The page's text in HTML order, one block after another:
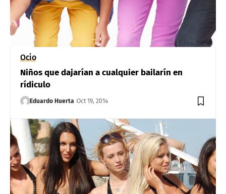
Ocio
Niños que dajarían a cualquier bailarín en
rídiculo
Eduardo Huerta Oct 19, 2014